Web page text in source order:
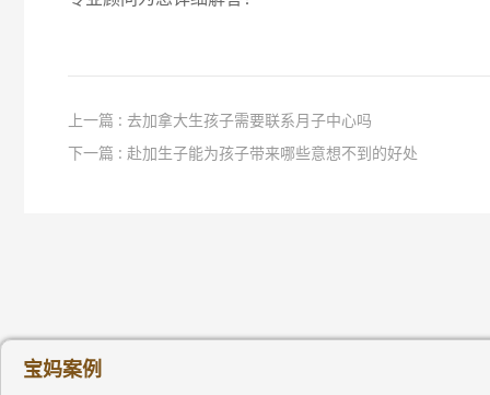
上一篇 : 去加拿大生孩子需要联系月子中心吗
下一篇 : 赴加生子能为孩子带来哪些意想不到的好处
宝妈案例